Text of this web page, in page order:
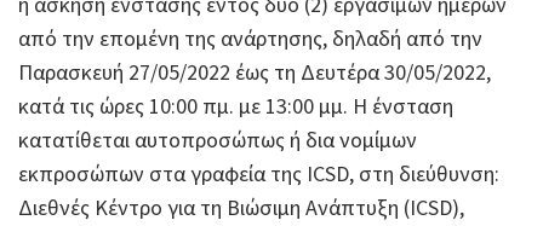
από την επομένη της ανάρτησης, δηλαδή από την
Παρασκευή 27/05/2022 έως τη Δευτέρα 30/05/2022,
κατά τις ώρες 10:00 πμ. με 13:00 μμ. Η ένσταση
κατατίθεται αυτοπροσώπως ή δια νομίμων
εκπροσώπων στα γραφεία της ICSD, στη διεύθυνση:
Διεθνές Κέντρο για τη Βιώσιμη Ανάπτυξη (ICSD),